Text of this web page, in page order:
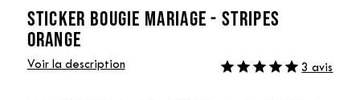
STICKER BOUGIE MARIAGE - STRIPES
ORANGE
Voir la description 3 avis